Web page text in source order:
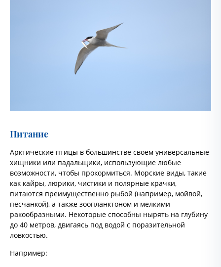
Питание
Арктические птицы в большинстве своем универсальные
хищники или падальщики, использующие любые
возможности, чтобы прокормиться. Морские виды, такие
как кайры, люрики, чистики и полярные крачки,
питаются преимущественно рыбой (например, мойвой,
песчанкой), а также зоопланктоном и мелкими
ракообразными. Некоторые способны нырять на глубину
до 40 метров, двигаясь под водой с поразительной
ловкостью.
Например: